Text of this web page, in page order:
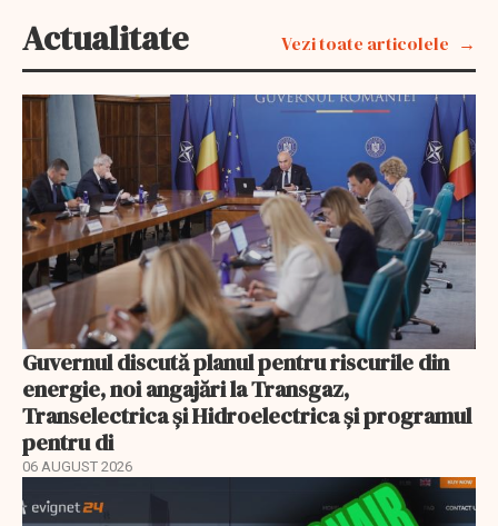
Actualitate Vezi toate articolele
Guvernul discută planul pentru riscurile din
energie, noi angajări la Transgaz,
Transelectrica și Hidroelectrica și programul
pentru di
06 AUGUST 2026